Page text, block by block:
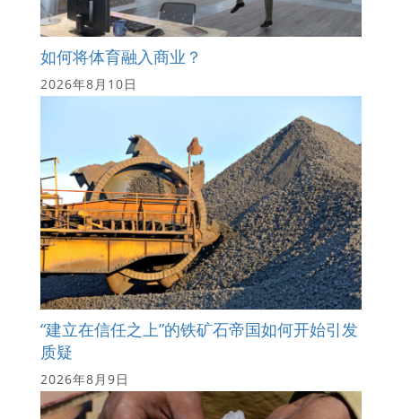
如何将体育融入商业？
2026年8月10日
“建立在信任之上”的铁矿石帝国如何开始引发
质疑
2026年8月9日